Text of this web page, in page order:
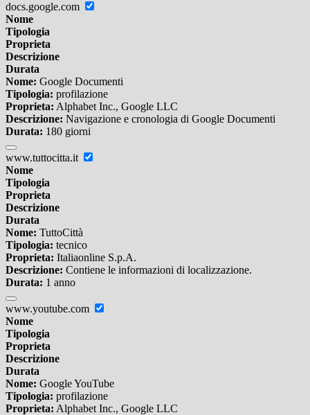
docs.google.com
Nome
Tipologia
Proprieta
Descrizione
Durata
Nome: Google Documenti
Tipologia: profilazione
Proprieta: Alphabet Inc., Google LLC
Descrizione: Navigazione e cronologia di Google Documenti
Durata: 180 giorni
www.tuttocitta.it
Nome
Tipologia
Proprieta
Descrizione
Durata
Nome: TuttoCittà
Tipologia: tecnico
Proprieta: Italiaonline S.p.A.
Descrizione: Contiene le informazioni di localizzazione.
Durata: 1 anno
www.youtube.com
Nome
Tipologia
Proprieta
Descrizione
Durata
Nome: Google YouTube
Tipologia: profilazione
Proprieta: Alphabet Inc., Google LLC